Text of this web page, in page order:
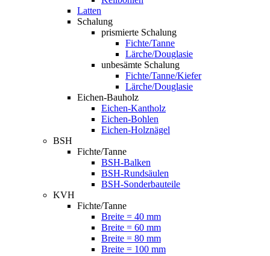
Latten
Schalung
prismierte Schalung
Fichte/Tanne
Lärche/Douglasie
unbesämte Schalung
Fichte/Tanne/Kiefer
Lärche/Douglasie
Eichen-Bauholz
Eichen-Kantholz
Eichen-Bohlen
Eichen-Holznägel
BSH
Fichte/Tanne
BSH-Balken
BSH-Rundsäulen
BSH-Sonderbauteile
KVH
Fichte/Tanne
Breite = 40 mm
Breite = 60 mm
Breite = 80 mm
Breite = 100 mm